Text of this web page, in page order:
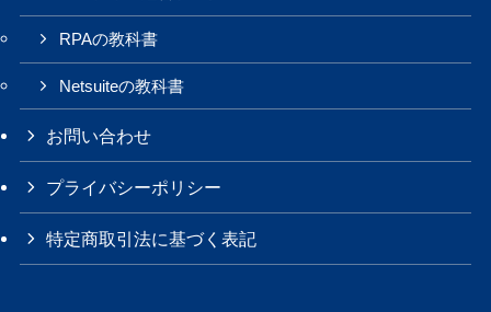
RPAの教科書
Netsuiteの教科書
お問い合わせ
プライバシーポリシー
特定商取引法に基づく表記